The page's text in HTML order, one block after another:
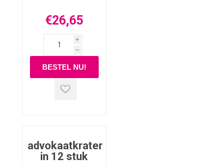
€26,65
i
h
advokaatkrater
in 12 stuk